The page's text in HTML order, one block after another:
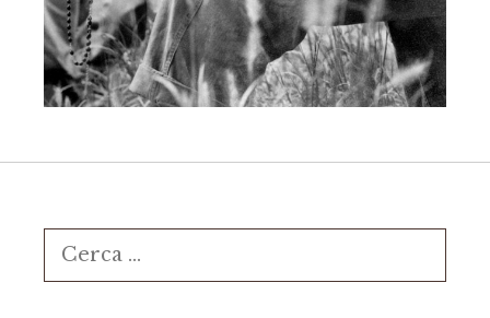
Ricerca
per: